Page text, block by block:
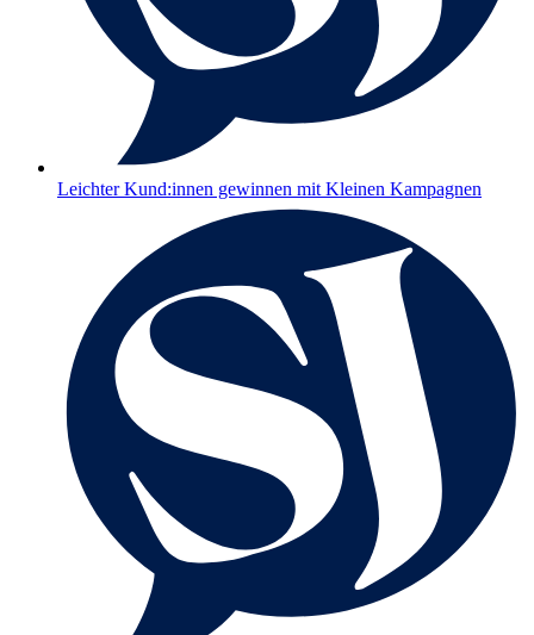
Leichter Kund:innen gewinnen mit Kleinen Kampagnen